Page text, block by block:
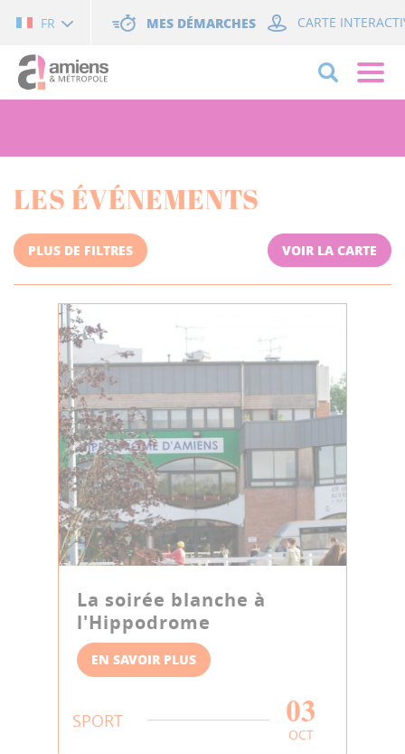
FR MES DÉMARCHES CARTE
LES ÉVÉNEMENTS
PLUS DE FILTRES VOIR LA CARTE
La soirée blanche à
l'Hippodrome
EN SAVOIR PLUS
SPORT 03
OCT